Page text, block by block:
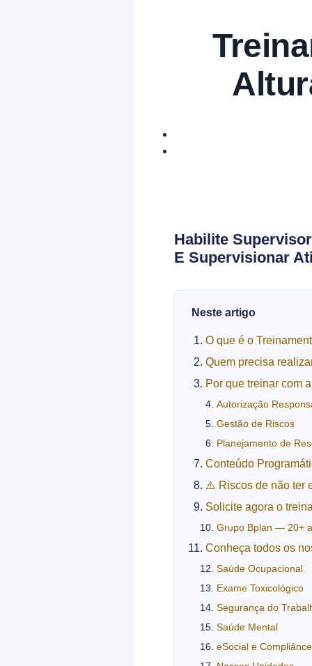
Habilite
E Supervisionar
Neste artigo
O que é o
Quem precisa
Por que treinar com
Autorização
Gestão de Riscos
Planejamento de
Conteúdo
⚠️ Riscos de não ter
Solicite agora o
Grupo Bplan — 20+
Conheça todos os
Saúde Ocupacional
Exame Toxicológico
Segurança do
Saúde Mental
eSocial e Compliânce